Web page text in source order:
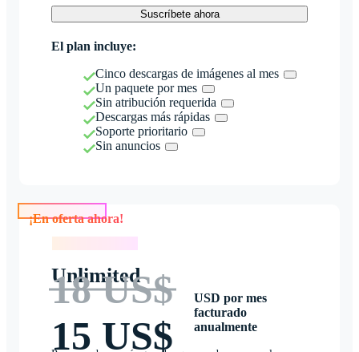
Suscríbete ahora
El plan incluye:
Cinco descargas de imágenes al mes
Un paquete por mes
Sin atribución requerida
Descargas más rápidas
Soporte prioritario
Sin anuncios
Unlimited
18 US$
15 US$
USD por mes
facturado
anualmente